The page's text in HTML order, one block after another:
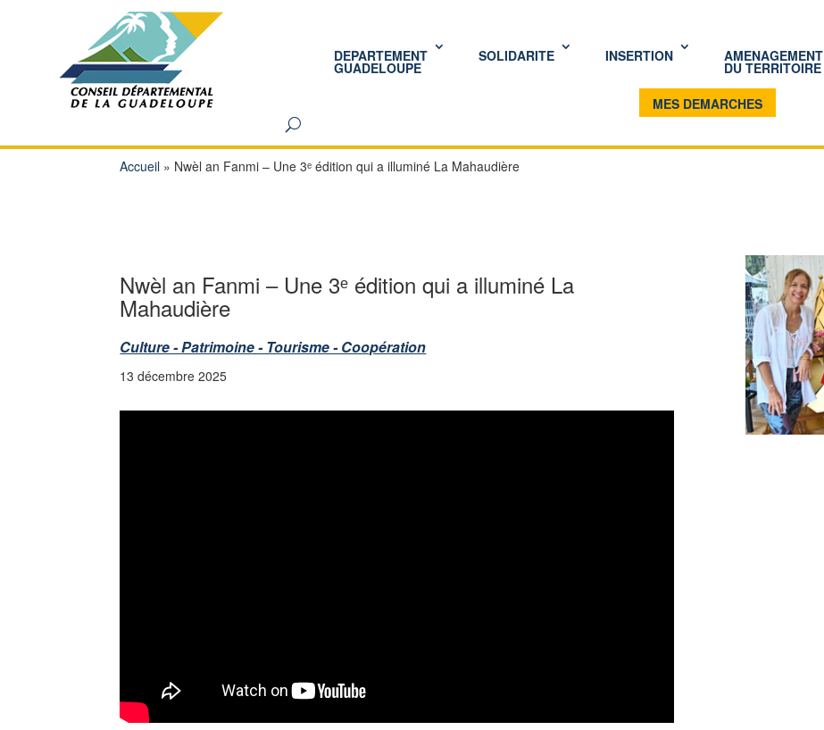
DEPARTEMENT
GUADELOUPE
SOLIDARITE INSERTION AMENAGEMENT
DU TERRITOIRE
MES DEMARCHES
Accueil » Nwèl an Fanmi – Une 3ᵉ édition qui a illuminé La Mahaudière
Nwèl an Fanmi – Une 3ᵉ édition qui a illuminé La
Mahaudière
Culture - Patrimoine - Tourisme - Coopération
13 décembre 2025